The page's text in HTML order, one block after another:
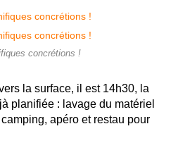
concrétions !
la surface, il est 14h30, la
planifiée : lavage du matériel
apéro et restau pour